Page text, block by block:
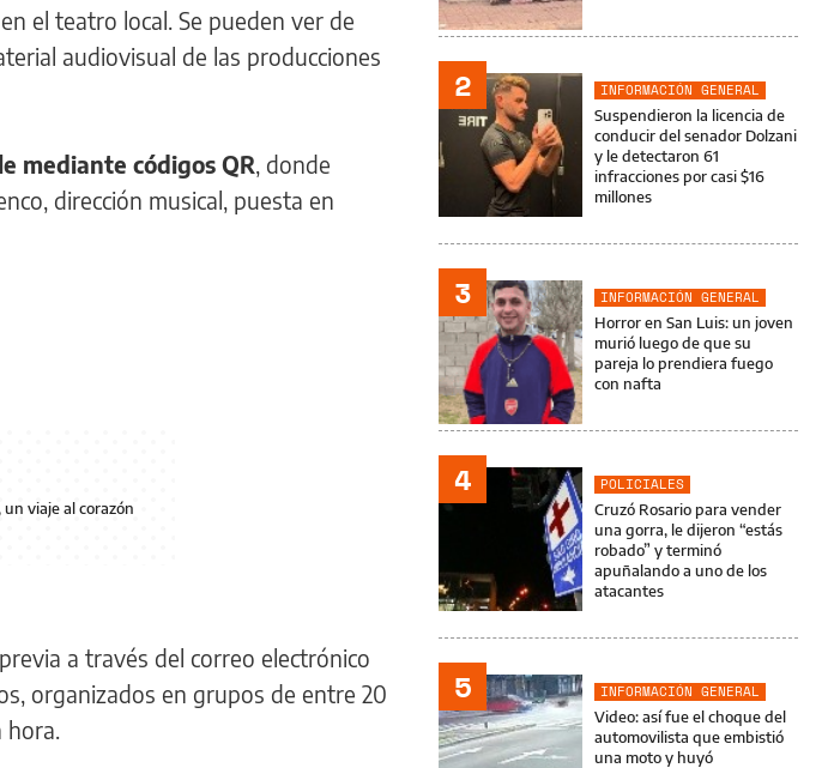
el teatro local. Se pueden ver de
audiovisual de las producciones
mediante códigos QR, donde
dirección musical, puesta en
viaje al corazón
a través del correo electrónico
organizados en grupos de entre 20
hora.
2
INFORMACIÓN GENERAL
Suspendieron la licencia de
conducir del senador Dolzani
y le detectaron 61
infracciones por casi $16
millones
3
INFORMACIÓN GENERAL
Horror en San Luis: un joven
murió luego de que su
pareja lo prendiera fuego
con nafta
4
POLICIALES
Cruzó Rosario para vender
una gorra, le dijeron “estás
robado” y terminó
apuñalando a uno de los
atacantes
5
INFORMACIÓN GENERAL
Video: así fue el choque del
automovilista que embistió
una moto y huyó